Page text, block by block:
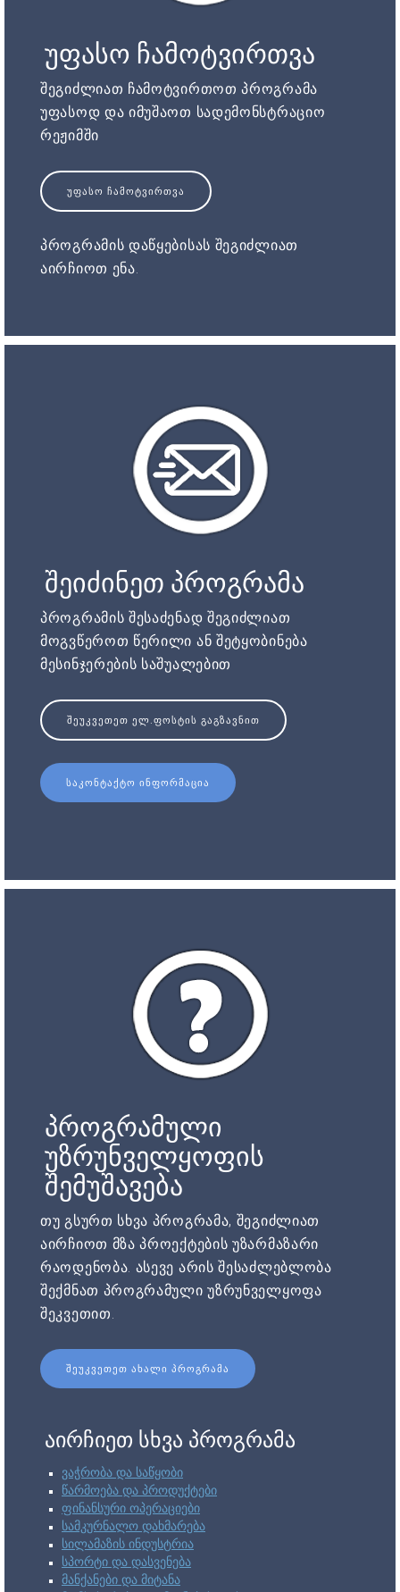
უფასო ჩამოტვირთვა
შეგიძლიათ ჩამოტვირთოთ პროგრამა
უფასოდ და იმუშაოთ სადემონსტრაციო
რეჟიმში
ᲣᲤᲐᲡᲝ ᲩᲐᲛᲝᲢᲕᲘᲠᲗᲕᲐ
პროგრამის დაწყებისას შეგიძლიათ
აირჩიოთ ენა.
შეიძინეთ პროგრამა
პროგრამის შესაძენად შეგიძლიათ
მოგვწეროთ წერილი ან შეტყობინება
მესინჯერების საშუალებით
ᲨᲔᲣᲙᲕᲔᲗᲔᲗ ᲔᲚ.ᲤᲝᲡᲢᲘᲡ ᲒᲐᲒᲖᲐᲕᲜᲘᲗ
ᲡᲐᲙᲝᲜᲢᲐᲥᲢᲝ ᲘᲜᲤᲝᲠᲛᲐᲪᲘᲐ
პროგრამული
უზრუნველყოფის
შემუშავება
თუ გსურთ სხვა პროგრამა, შეგიძლიათ
აირჩიოთ მზა პროექტების უზარმაზარი
რაოდენობა. ასევე არის შესაძლებლობა
შექმნათ პროგრამული უზრუნველყოფა
შეკვეთით.
ᲨᲔᲣᲙᲕᲔᲗᲔᲗ ᲐᲮᲐᲚᲘ ᲞᲠᲝᲒᲠᲐᲛᲐ
აირჩიეთ სხვა პროგრამა
ვაჭრობა და საწყობი
წარმოება და პროდუქტები
ფინანსური ოპერაციები
სამკურნალო დახმარება
სილამაზის ინდუსტრია
სპორტი და დასვენება
მანქანები და მიტანა